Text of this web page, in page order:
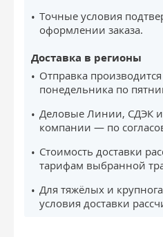
Точные условия
оформлении заказа.
Доставка в регионы
Отправка
понедельника по
Деловые Линии, СДЭК и
компании — по
Стоимость доставки
тарифам выбранной
Для тяжёлых и
условия доставки